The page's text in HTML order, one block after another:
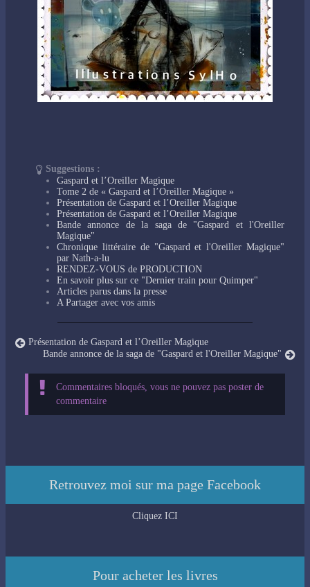
Suggestions :
Gaspard et l’Oreiller Magique
Tome 2 de « Gaspard et l’Oreiller Magique »
Présentation de Gaspard et l’Oreiller Magique
Présentation de Gaspard et l’Oreiller Magique
Bande annonce de la saga de "Gaspard et l'Oreiller
Magique"
Chronique littéraire de "Gaspard et l'Oreiller Magique"
par Nath-a-lu
RENDEZ-VOUS de PRODUCTION
En savoir plus sur ce "Dernier train pour Quimper"
Articles parus dans la presse
A Partager avec vos amis
Présentation de Gaspard et l’Oreiller Magique
Bande annonce de la saga de "Gaspard et l'Oreiller Magique"
Commentaires bloqués, vous ne pouvez pas poster de
commentaire
Retrouvez moi sur ma page Facebook
Cliquez ICI
Pour acheter les livres